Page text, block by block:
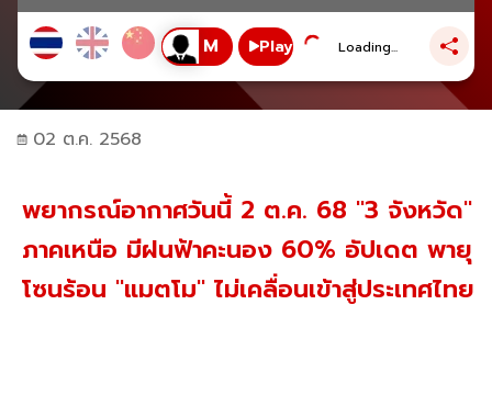
Play Loading...
02 ต.ค. 2568
พยากรณ์อากาศวันนี้ 2 ต.ค. 68 "3 จังหวัด"
ภาคเหนือ มีฝนฟ้าคะนอง 60% อัปเดต พายุ
โซนร้อน "แมตโม" ไม่เคลื่อนเข้าสู่ประเทศไทย